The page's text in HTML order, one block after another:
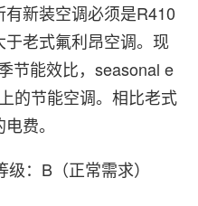
新装空调必须是R410
老式氟利昂空调。现
节能效比，seasonal e
的节能空调。相比老式
费。
：B（正常需求）